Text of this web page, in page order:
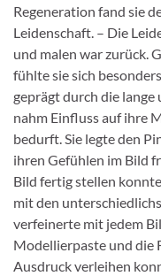
Regeneration fand sie
Leidenschaft. – Die
und malen war zurück.
fühlte sie sich
geprägt durch die
nahm Einfluss auf ihre
bedurft. Sie legte den
ihren Gefühlen im Bild
Bild fertig stellen
mit den
verfeinerte mit jedem
Modellierpaste und die
Ausdruck verleihen